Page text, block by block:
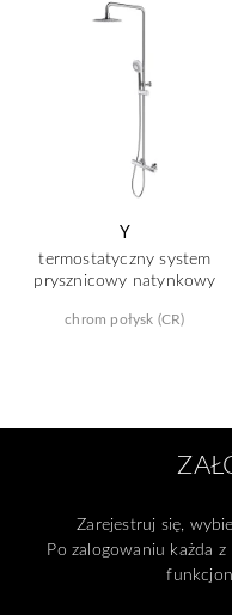
Y
termostatyczny system
prysznicowy natynkowy
chrom połysk (CR)
Zarejestruj się,
Po zalogowaniu każda